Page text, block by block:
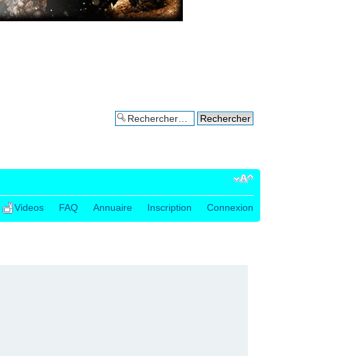
Videos FAQ Annuaire Inscription Connexion